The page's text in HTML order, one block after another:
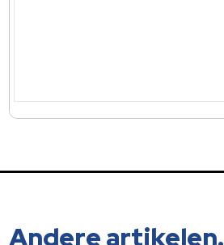
Andere artikelen.